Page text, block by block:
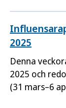
2025
Denna
2025 och
(31 mars–6